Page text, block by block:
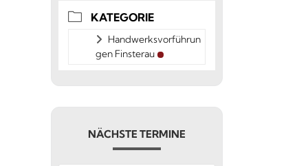
KATEGORIE
Handwerksvorführun
gen Finsterau
NÄCHSTE TERMINE